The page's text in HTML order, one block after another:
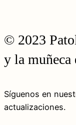
© 2023
y la muñeca
Síguenos en
actualizaciones.